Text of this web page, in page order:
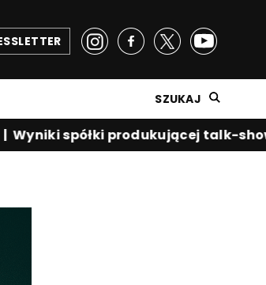
SZUKAJ
spółki produkującej talk-show